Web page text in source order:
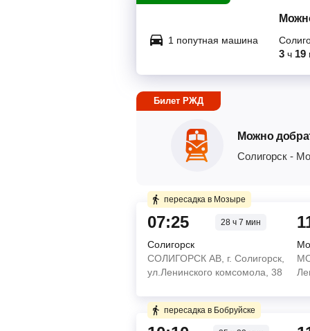
1 попутная машина
3 ч 19
Билет РЖД
Можно
Солигорск -
пересадка в Мозыре
07:25 28 ч 7 мин
Солигорск
СОЛИГОРСК АВ, г. Солигорск,
ул.Ленинского комсомола, 38
Купите два билета отдельно
4 ч 25 мин в пути
пересадка в Бобруйске